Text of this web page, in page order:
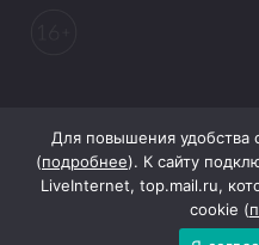
При поддержке
Для повышения удобства
(подробнее). К сайту
LiveInternet, top.mail.ru,
cookie (